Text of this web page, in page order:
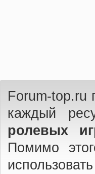
Forum-top.ru
каждый
ролевых
Помимо